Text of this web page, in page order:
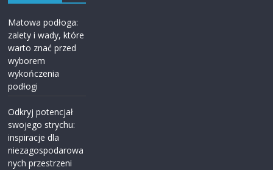
Matowa podłoga:
zalety i wady, które
warto znać przed
wyborem
wykończenia
podłogi
Odkryj potencjał
swojego strychu:
inspiracje dla
niezagospodarowa
nych przestrzeni